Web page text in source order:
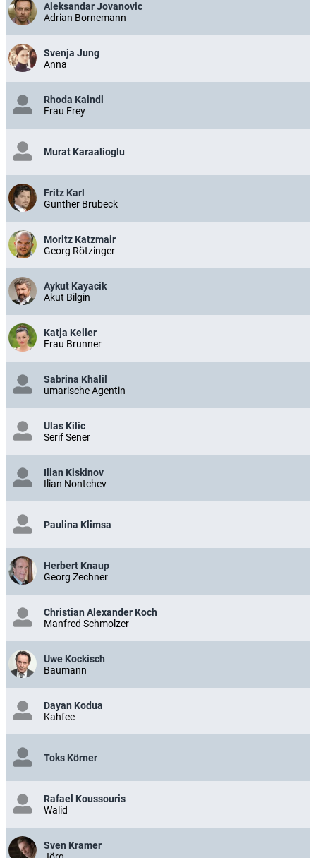
Aleksandar Jovanovic
Adrian Bornemann
Svenja Jung
Anna
Rhoda Kaindl
Frau Frey
Murat Karaalioglu
Fritz Karl
Gunther Brubeck
Moritz Katzmair
Georg Rötzinger
Aykut Kayacik
Akut Bilgin
Katja Keller
Frau Brunner
Sabrina Khalil
umarische Agentin
Ulas Kilic
Serif Sener
Ilian Kiskinov
Ilian Nontchev
Paulina Klimsa
Herbert Knaup
Georg Zechner
Christian Alexander Koch
Manfred Schmolzer
Uwe Kockisch
Baumann
Dayan Kodua
Kahfee
Toks Körner
Rafael Koussouris
Walid
Sven Kramer